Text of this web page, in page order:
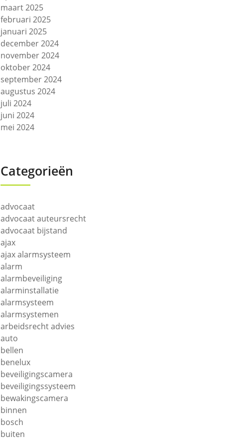
maart 2025
februari 2025
januari 2025
december 2024
november 2024
oktober 2024
september 2024
augustus 2024
juli 2024
juni 2024
mei 2024
Categorieën
advocaat
advocaat auteursrecht
advocaat bijstand
ajax
ajax alarmsysteem
alarm
alarmbeveiliging
alarminstallatie
alarmsysteem
alarmsystemen
arbeidsrecht advies
auto
bellen
benelux
beveiligingscamera
beveiligingssysteem
bewakingscamera
binnen
bosch
buiten